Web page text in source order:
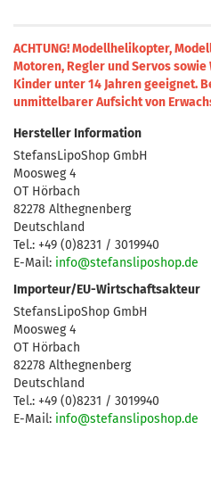
ACHTUNG! Modellhelikopter,
Motoren, Regler und Servos
Kinder unter 14 Jahren geeignet.
unmittelbarer Aufsicht von
Hersteller Information
StefansLipoShop GmbH
Moosweg 4
OT Hörbach
82278 Althegnenberg
Deutschland
Tel.: +49 (0)8231 / 3019940
E-Mail: info@stefansliposhop.de
Importeur/EU-Wirtschaftsakteur
StefansLipoShop GmbH
Moosweg 4
OT Hörbach
82278 Althegnenberg
Deutschland
Tel.: +49 (0)8231 / 3019940
E-Mail: info@stefansliposhop.de